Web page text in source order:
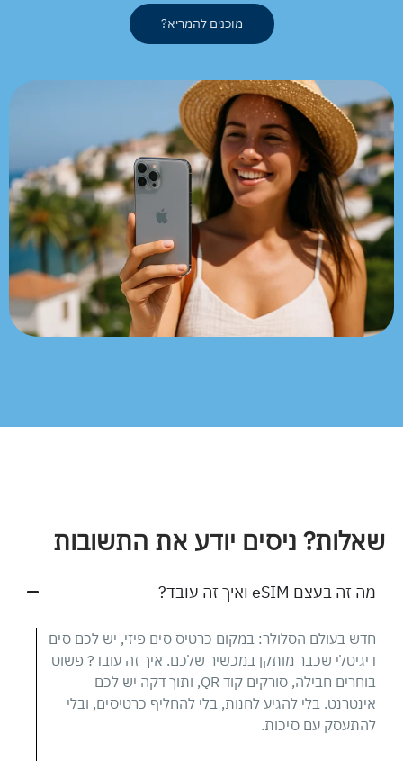
מוכנים להמריא?
שאלות? ניסים יודע את התשובות
מה זה בעצם eSIM ואיך זה עובד?
חדש בעולם הסלולר: במקום כרטיס סים פיזי, יש לכם סים
דיגיטלי שכבר מותקן במכשיר שלכם. איך זה עובד? פשוט
בוחרים חבילה, סורקים קוד QR, ותוך דקה יש לכם
אינטרנט. בלי להגיע לחנות, בלי להחליף כרטיסים, ובלי
להתעסק עם סיכות.